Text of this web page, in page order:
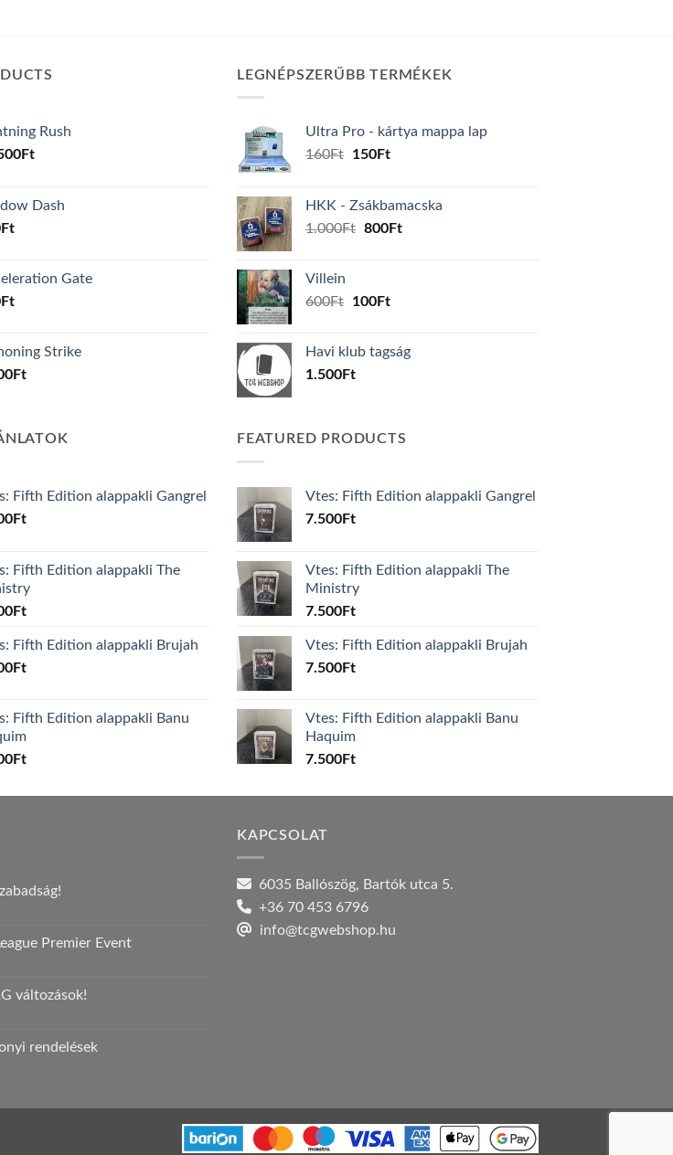
Rush
Ft
Dash
Ft
Gate
Ft
Strike
Ft
LEGNÉPSZERŰBB TERMÉKEK
Ultra Pro - kártya mappa lap
160Ft
Original
160Ft.
150FtCurrent
150Ft.
HKK - Zsákbamacska
1.000Ft Original
800FtCurrent
Villein
600Ft
Original
600Ft.
100FtCurrent
100Ft.
Havi klub tagság
1.500Ft
Fifth Edition alappakli Gangrel
Ft
Fifth Edition alappakli The
Ft
Fifth Edition alappakli Brujah
Ft
Fifth Edition alappakli Banu
Ft
FEATURED PRODUCTS
Vtes: Fifth Edition alappakli Gangrel
7.500Ft
Vtes: Fifth Edition alappakli The
Ministry
7.500Ft
Vtes: Fifth Edition alappakli Brujah
7.500Ft
Vtes: Fifth Edition alappakli Banu
Haquim
7.500Ft
Premier Event
változások!
rendelések
KAPCSOLAT
6035 Ballószög, Bartók utca 5.
+36 70 453 6796
info@tcgwebshop.hu